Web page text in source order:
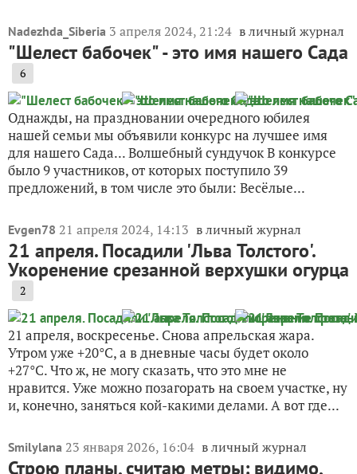
Nadezhda_Siberia 3 апреля 2024, 21:24 в личный журнал
"Шелест бабочек" - это имя нашего Сада
6
Однажды, на праздновании очередного юбилея
нашей семьи мы объявили конкурс на лучшее имя
для нашего Сада... Волшебный сундучок В конкурсе
было 9 участников, от которых поступило 39
предложений, в том числе это были: Весёлые...
Evgen78 21 апреля 2024, 14:13 в личный журнал
21 апреля. Посадили 'Льва Толстого'.
Укоренение срезанной верхушки огурца
2
21 апреля, воскресенье. Снова апрельская жара.
Утром уже +20°C, а в дневные часы будет около
+27°C. Что ж, не могу сказать, что это мне не
нравится. Уже можно позагорать на своем участке, ну
и, конечно, заняться кой-какими делами. А вот где...
Smilylana 23 января 2026, 16:04 в личный журнал
Строю планы, считаю метры: видимо,